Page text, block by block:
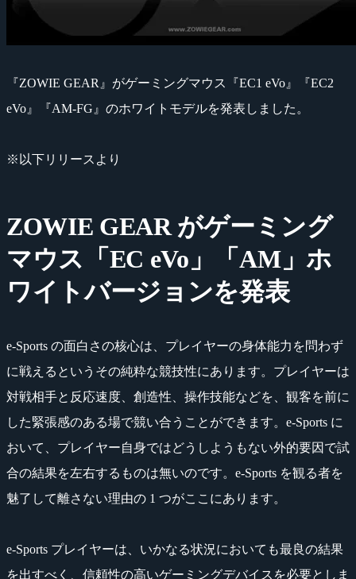
『ZOWIE GEAR』がゲーミングマウス『EC1 eVo』『EC2
eVo』『AM-FG』のホワイトモデルを発表しました。
※以下リリースより
ZOWIE GEAR がゲーミング
マウス「EC eVo」「AM」ホ
ワイトバージョンを発表
e-Sports の面白さの核心は、プレイヤーの身体能力を問わず
に戦えるというその純粋な競技性にあります。プレイヤーは
対戦相手と反応速度、創造性、操作技能などを、観客を前に
した緊張感のある場で競い合うことができます。e-Sports に
おいて、プレイヤー自身ではどうしようもない外的要因で試
合の結果を左右するものは無いのです。e-Sports を観る者を
魅了して離さない理由の 1 つがここにあります。
e-Sports プレイヤーは、いかなる状況においても最良の結果
を出すべく、信頼性の高いゲーミングデバイスを必要としま